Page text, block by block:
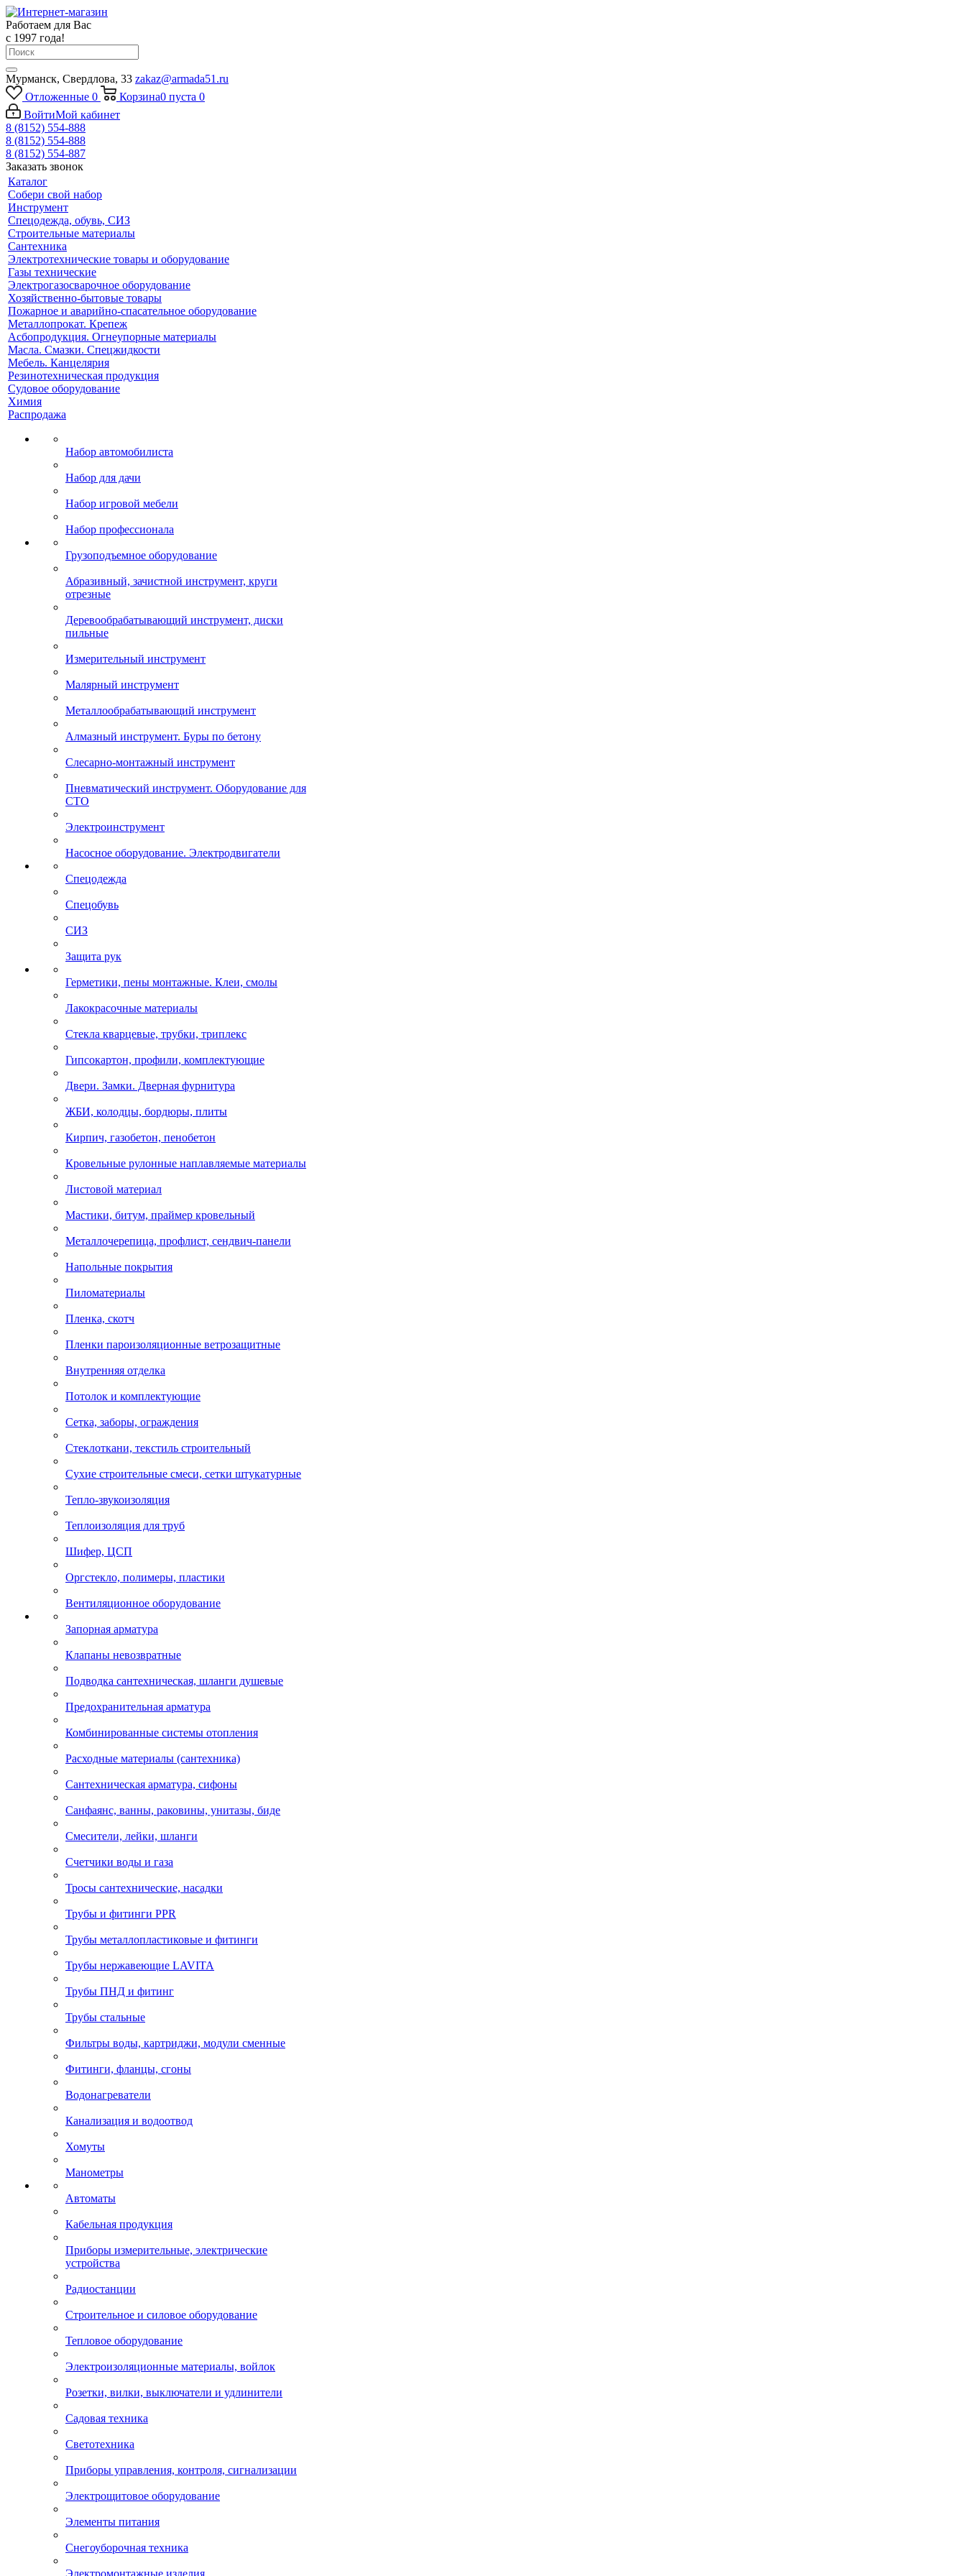
Работаем для Вас
с 1997 года!
Мурманск, Свердлова, 33 zakaz@armada51.ru
Отложенные 0 Корзина0 пуста 0
ВойтиМой кабинет
8 (8152) 554-888
8 (8152) 554-888
8 (8152) 554-887
Заказать звонок
Каталог
Собери свой набор
Инструмент
Спецодежда, обувь, СИЗ
Строительные материалы
Сантехника
Электротехнические товары и оборудование
Газы технические
Электрогазосварочное оборудование
Хозяйственно-бытовые товары
Пожарное и аварийно-спасательное оборудование
Металлопрокат. Крепеж
Асбопродукция. Огнеупорные материалы
Масла. Смазки. Спецжидкости
Мебель. Канцелярия
Резинотехническая продукция
Судовое оборудование
Химия
Распродажа
Набор автомобилиста
Набор для дачи
Набор игровой мебели
Набор профессионала
Грузоподъемное оборудование
Абразивный, зачистной инструмент, круги
отрезные
Деревообрабатывающий инструмент, диски
пильные
Измерительный инструмент
Малярный инструмент
Металлообрабатывающий инструмент
Алмазный инструмент. Буры по бетону
Слесарно-монтажный инструмент
Пневматический инструмент. Оборудование для
СТО
Электроинструмент
Насосное оборудование. Электродвигатели
Спецодежда
Спецобувь
СИЗ
Защита рук
Герметики, пены монтажные. Клеи, смолы
Лакокрасочные материалы
Стекла кварцевые, трубки, триплекс
Гипсокартон, профили, комплектующие
Двери. Замки. Дверная фурнитура
ЖБИ, колодцы, бордюры, плиты
Кирпич, газобетон, пенобетон
Кровельные рулонные наплавляемые материалы
Листовой материал
Мастики, битум, праймер кровельный
Металлочерепица, профлист, сендвич-панели
Напольные покрытия
Пиломатериалы
Пленка, скотч
Пленки пароизоляционные ветрозащитные
Внутренняя отделка
Потолок и комплектующие
Сетка, заборы, ограждения
Стеклоткани, текстиль строительный
Сухие строительные смеси, сетки штукатурные
Тепло-звукоизоляция
Теплоизоляция для труб
Шифер, ЦСП
Оргстекло, полимеры, пластики
Вентиляционное оборудование
Запорная арматура
Клапаны невозвратные
Подводка сантехническая, шланги душевые
Предохранительная арматура
Комбинированные системы отопления
Расходные материалы (сантехника)
Сантехническая арматура, сифоны
Санфаянс, ванны, раковины, унитазы, биде
Смесители, лейки, шланги
Счетчики воды и газа
Тросы сантехнические, насадки
Трубы и фитинги PPR
Трубы металлопластиковые и фитинги
Трубы нержавеющие LAVITA
Трубы ПНД и фитинг
Трубы стальные
Фильтры воды, картриджи, модули сменные
Фитинги, фланцы, сгоны
Водонагреватели
Канализация и водоотвод
Хомуты
Манометры
Автоматы
Кабельная продукция
Приборы измерительные, электрические
устройства
Радиостанции
Строительное и силовое оборудование
Тепловое оборудование
Электроизоляционные материалы, войлок
Розетки, вилки, выключатели и удлинители
Садовая техника
Светотехника
Приборы управления, контроля, сигнализации
Электрощитовое оборудование
Элементы питания
Снегоуборочная техника
Электромонтажные изделия